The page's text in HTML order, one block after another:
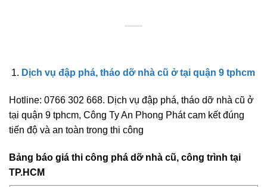
Dịch vụ đập phá, tháo dỡ nhà cũ ở tại quận 9 tphcm
Hotline: 0766 302 668. Dịch vụ đập phá, tháo dỡ nhà cũ ở
tại quận 9 tphcm, Công Ty An Phong Phát cam kết đúng
tiến độ và an toàn trong thi công
Bảng báo giá thi công phá dỡ nhà cũ, công trình tại
TP.HCM